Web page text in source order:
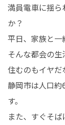
満員電車に揺
か？
平日、家族と一
そんな都会の
住むのもイヤだ
静岡市は人口
す。
また、すぐそ